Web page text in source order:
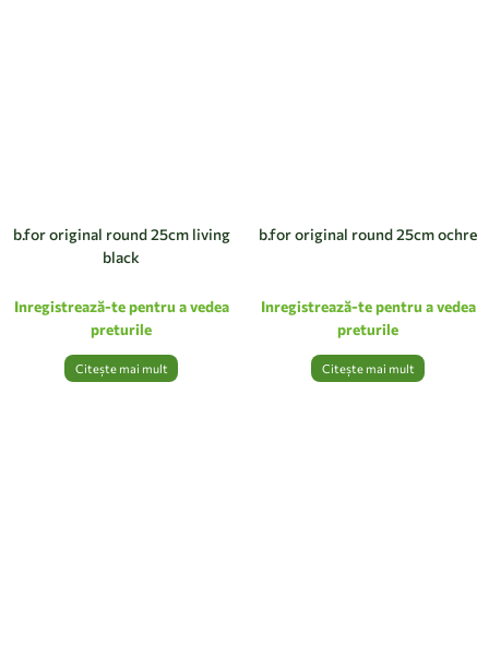
b.for original round 25cm living
black
Inregistrează-te pentru a vedea
preturile
Citește mai mult
b.for original round 25cm ochre
Inregistrează-te pentru a vedea
preturile
Citește mai mult